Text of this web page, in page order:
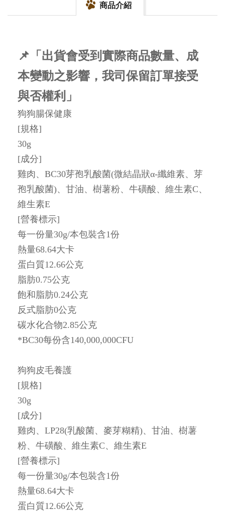
商品介紹
📌「出貨會受到實際商品數量、成
本變動之影響，我司保留訂單接受
與否權利」
狗狗腸保健康
[規格]
30g
[成分]
雞肉、BC30芽孢乳酸菌(微結晶狀α-纖維素、芽
孢乳酸菌)、甘油、樹薯粉、牛磺酸、維生素C、
維生素E
[營養標示]
每一份量30g/本包裝含1份
熱量68.64大卡
蛋白質12.66公克
脂肪0.75公克
飽和脂肪0.24公克
反式脂肪0公克
碳水化合物2.85公克
*BC30每份含140,000,000CFU
狗狗皮毛養護
[規格]
30g
[成分]
雞肉、LP28(乳酸菌、麥芽糊精)、甘油、樹薯
粉、牛磺酸、維生素C、維生素E
[營養標示]
每一份量30g/本包裝含1份
熱量68.64大卡
蛋白質12.66公克